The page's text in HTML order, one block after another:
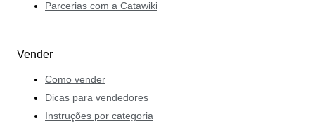
Parcerias com a Catawiki
Vender
Como vender
Dicas para vendedores
Instruções por categoria